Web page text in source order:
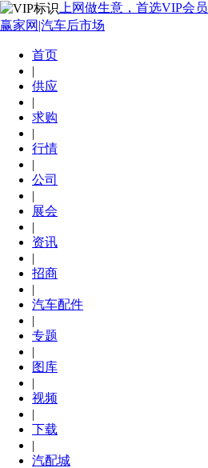
上网做生意，首选VIP会员
赢家网|汽车后市场
首页
|
供应
|
求购
|
行情
|
公司
|
展会
|
资讯
|
招商
|
汽车配件
|
专题
|
图库
|
视频
|
下载
|
汽配城